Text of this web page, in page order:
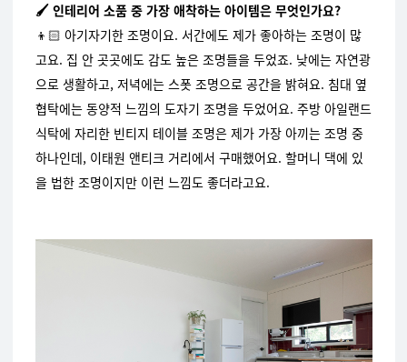
🖌️ 인테리어 소품 중 가장 애착하는 아이템은 무엇인가요?
👦🏻 아기자기한 조명이요. 서간에도 제가 좋아하는 조명이 많
고요. 집 안 곳곳에도 감도 높은 조명들을 두었죠. 낮에는 자연광
으로 생활하고, 저녁에는 스폿 조명으로 공간을 밝혀요. 침대 옆
협탁에는 동양적 느낌의 도자기 조명을 두었어요. 주방 아일랜드
식탁에 자리한 빈티지 테이블 조명은 제가 가장 아끼는 조명 중
하나인데, 이태원 앤티크 거리에서 구매했어요. 할머니 댁에 있
을 법한 조명이지만 이런 느낌도 좋더라고요.